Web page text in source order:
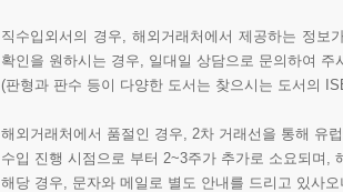
직수입외서의 경우, 해외거래처에서 제공하는 정
확인을 원하시는 경우, 일대일 상담으로 문의하여 주
(판형과 판수 등이 다양한 도서는 찾으시는 도서의
해외거래처에서 품절인 경우, 2차 거래선을 통해 유
수입 진행 시점으로 부터 2~3주가 추가로 소요되며,
해당 경우, 문자와 메일로 별도 안내를 드리고 있사